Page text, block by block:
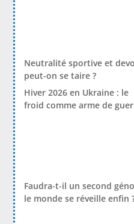
Neutralité sportive et
peut-on se taire ?
Hiver 2026 en Ukraine : le
froid comme arme de
Faudra-t-il un second
le monde se réveille enfin